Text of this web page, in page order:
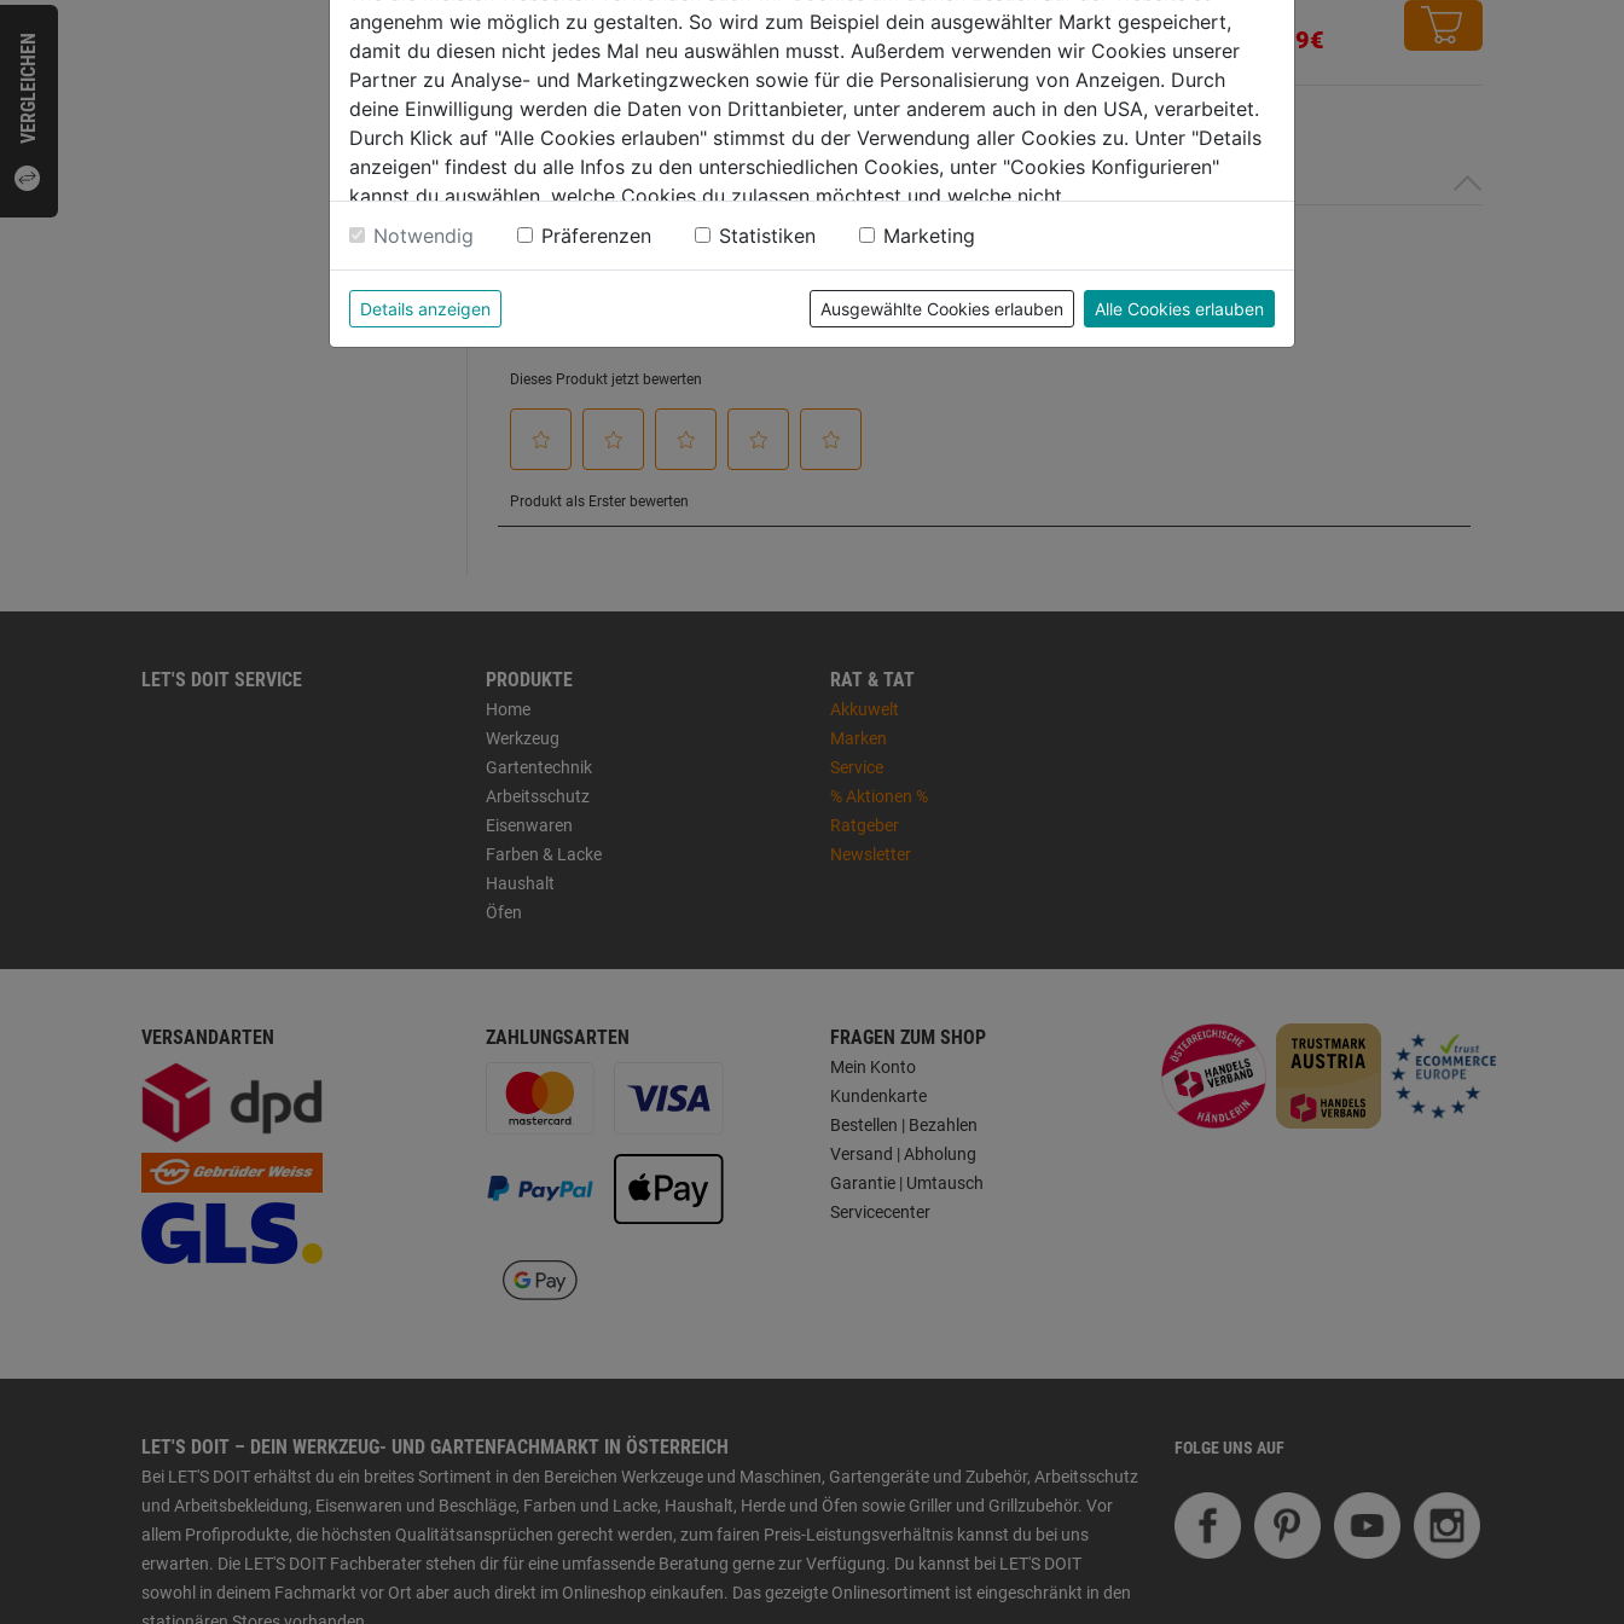
VERGLEICHEN
von
5
Sternen.
5,99€
von
5
Sternen.
5,99€
von
5
Sternen.
5,99€ 5,99€
Bewertung
LET'S DOIT SERVICE PRODUKTE
Home
Werkzeug
Gartentechnik
Arbeitsschutz
Eisenwaren
Farben & Lacke
Haushalt
Öfen
RAT & TAT
Akkuwelt
Marken
Service
% Aktionen %
Ratgeber
Newsletter
VERSANDARTEN ZAHLUNGSARTEN FRAGEN ZUM SHOP
Mein Konto
Kundenkarte
Bestellen | Bezahlen
Versand | Abholung
Garantie | Umtausch
Servicecenter
LET'S DOIT – DEIN WERKZEUG- UND GARTENFACHMARKT IN ÖSTERREICH
Bei LET'S DOIT erhältst du ein breites Sortiment in den Bereichen Werkzeuge und Maschinen, Gartengeräte und Zubehör, Arbeitsschutz
und Arbeitsbekleidung, Eisenwaren und Beschläge, Farben und Lacke, Haushalt, Herde und Öfen sowie Griller und Grillzubehör. Vor
allem Profiprodukte, die höchsten Qualitätsansprüchen gerecht werden, zum fairen Preis-Leistungsverhältnis kannst du bei uns
erwarten. Die LET'S DOIT Fachberater stehen dir für eine umfassende Beratung gerne zur Verfügung. Du kannst bei LET'S DOIT
sowohl in deinem Fachmarkt vor Ort aber auch direkt im Onlineshop einkaufen. Das gezeigte Onlinesortiment ist eingeschränkt in den
FOLGE UNS AUF
angenehm wie möglich zu gestalten. So wird zum Beispiel dein ausgewählter Markt gespeichert,
damit du diesen nicht jedes Mal neu auswählen musst. Außerdem verwenden wir Cookies unserer
Partner zu Analyse- und Marketingzwecken sowie für die Personalisierung von Anzeigen. Durch
deine Einwilligung werden die Daten von Drittanbieter, unter anderem auch in den USA, verarbeitet.
Durch Klick auf "Alle Cookies erlauben" stimmst du der Verwendung aller Cookies zu. Unter "Details
anzeigen" findest du alle Infos zu den unterschiedlichen Cookies, unter "Cookies Konfigurieren"
kannst du auswählen, welche Cookies du zulassen möchtest und welche nicht.
Weitere Informationen findest du in unserer Datenschutzerklärung
Notwendig Präferenzen Statistiken Marketing
Details anzeigen Ausgewählte Cookies erlauben Alle Cookies erlauben